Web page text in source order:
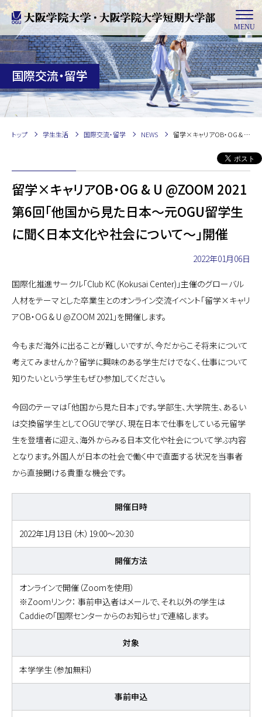
MENU
国際交流・留学
トップ 学生生活 国際交流・留学 NEWS 留学×キャリアOB・OG & U @ZOOM 2021第6回「他国から見た日本～元OGU留学生に聞く日本文化や社会について～」開催
留学×キャリアOB・OG & U @ZOOM 2021
第6回「他国から見た日本～元OGU留学生
に聞く日本文化や社会について～」開催
2022年01月06日
国際化推進サークル「Club KC (Kokusai Center)」主催のグローバル
人材をテーマとした卒業生とのオンライン交流イベント「留学×キャリ
アOB・OG & U @ZOOM 2021」を開催します。
今もまだ海外に出ることが難しいですが、今だからこそ将来について
考えてみませんか？留学に興味のある学生だけでなく、仕事について
知りたいという学生もぜひ参加してください。
今回のテーマは「他国から見た日本」です。学部生、大学院生、あるい
は交換留学生としてOGUで学び、現在日本で仕事をしている元留学
生を登壇者に迎え、海外からみる日本文化や社会について学ぶ内容
となります。外国人が日本の社会で働く中で直面する状況を当事者
から直接聞ける貴重な機会です。
開催日時
2022年1月13日（木）19:00～20:30
開催方法
オンラインで開催（Zoomを使用）
※Zoomリンク： 事前申込者はメールで、それ以外の学生は
Caddieの「国際センターからのお知らせ」で連絡します。
対象
本学学生（参加無料）
事前申込